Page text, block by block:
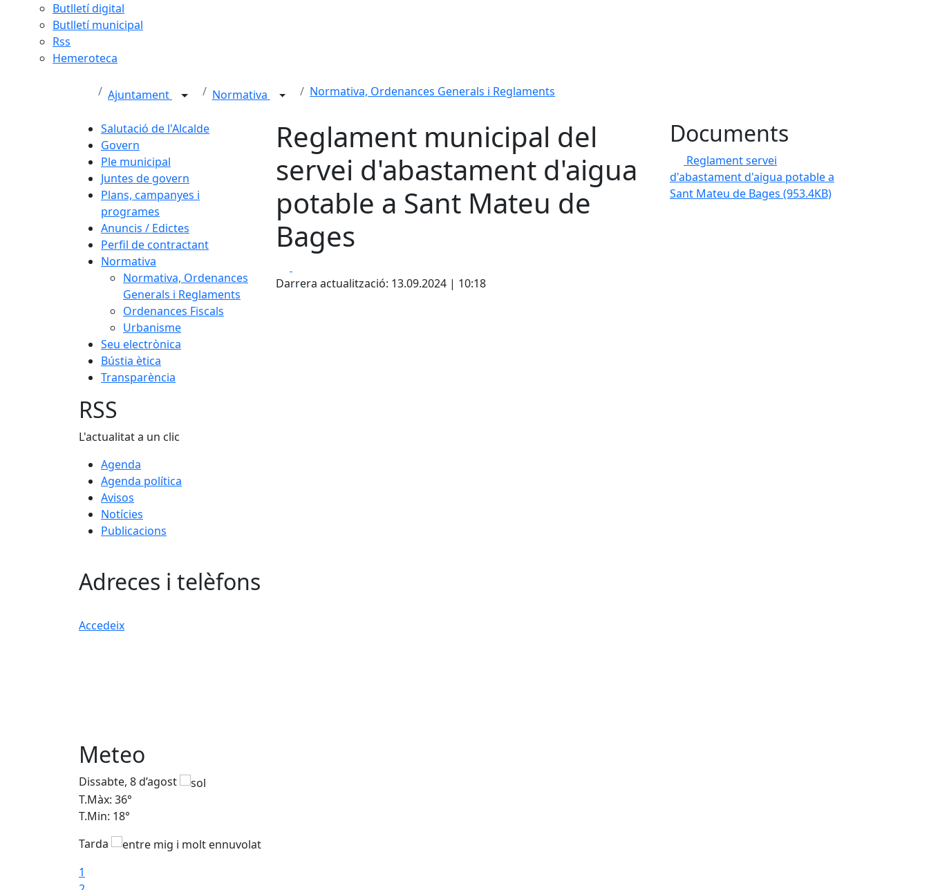
Butlletí digital
Butlletí municipal
Rss
Hemeroteca
Ajuntament Normativa Normativa, Ordenances Generals i Reglaments
Salutació de l'Alcalde
Govern
Ple municipal
Juntes de govern
Plans, campanyes i
programes
Anuncis / Edictes
Perfil de contractant
Normativa
Normativa, Ordenances
Generals i Reglaments
Ordenances Fiscals
Urbanisme
Seu electrònica
Bústia ètica
Transparència
Reglament municipal del
servei d'abastament d'aigua
potable a Sant Mateu de
Bages
Darrera actualització: 13.09.2024 | 10:18
Documents
Reglament servei
d'abastament d'aigua potable a
Sant Mateu de Bages (953.4KB)
RSS
L'actualitat a un clic
Agenda
Agenda política
Avisos
Notícies
Publicacions
Adreces i telèfons
Accedeix
Meteo
Dissabte, 8 d’agost
T.Màx: 36°
T.Min: 18°
Tarda
1